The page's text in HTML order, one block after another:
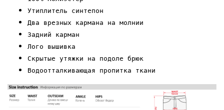
Утиплитель синтепон
Два врезных кармана на молнии
Задний карман
Лого вышивка
Скрытые утяжки на подоле брюк
Водоотталкивающая пропитка ткани